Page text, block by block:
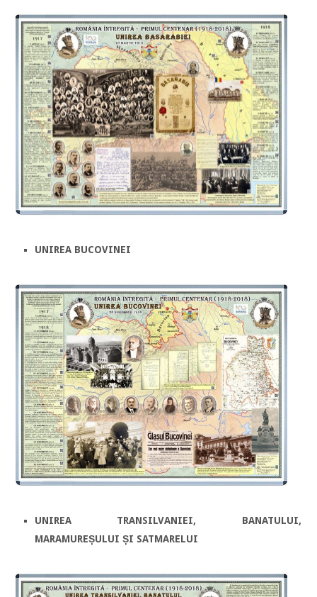
UNIREA BUCOVINEI
UNIREA TRANSILVANIEI, BANATULUI,
MARAMUREȘULUI ȘI SATMARELUI